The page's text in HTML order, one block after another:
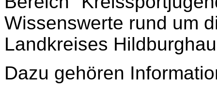
Wissenswerte rund um
Landkreises
Dazu gehören